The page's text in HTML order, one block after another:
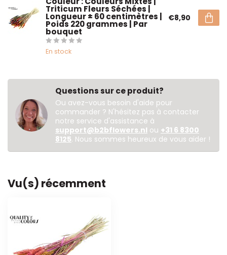
Triticum Fleurs Séchées |
Longueur ± 60 centimètres |
Poids 220 grammes | Par
bouquet
En stock
€8,90
Questions sur ce produit?
Ou avez-vous besoin d'aide pour
commander ? N'hésitez pas à contacter
notre service d'assistance à
support@b2bflowers.nl ou +31 6 8300
8125. Nous sommes heureux de vous aider !
Vu(s) récemment